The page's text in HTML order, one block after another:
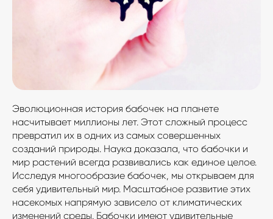
Эволюционная история бабочек на планете
насчитывает миллионы лет. Этот сложный процесс
превратил их в одних из самых совершенных
созданий природы. Наука доказала, что бабочки и
мир растений всегда развивались как единое целое.
Исследуя многообразие бабочек, мы открываем для
себя удивительный мир. Масштабное развитие этих
насекомых напрямую зависело от климатических
изменений среды. Бабочки имеют удивительные